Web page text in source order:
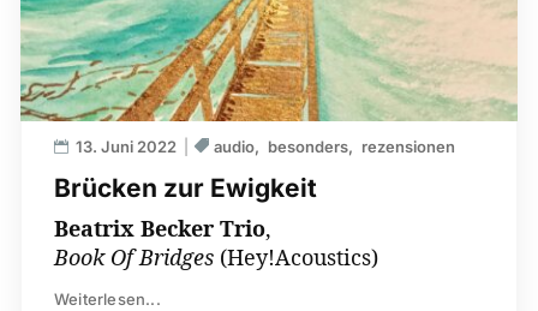
Brücken zur Ewigkeit
13. Juni 2022 audio besonders rezensionen
Beatrix Becker Trio,
Book Of Bridges(Hey!Acoustics)
Weiterlesen...